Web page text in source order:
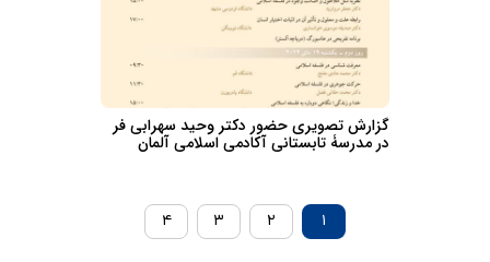
گزارش تصویری حضور دکتر وحید سهرابی فر
در مدرسۀ تابستانی آکادمی اسلامی آلمان
۱ ۲ ۳ ۴